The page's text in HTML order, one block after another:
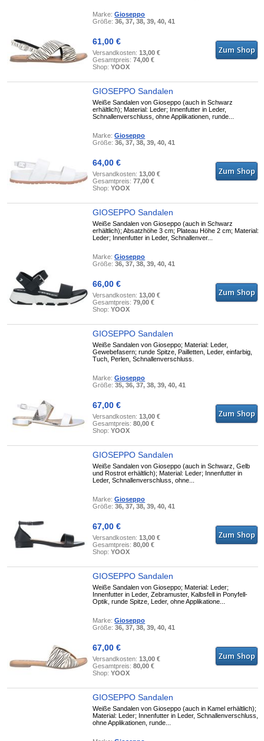
Marke:Gioseppo
Größe:36, 37, 38, 39, 40, 41
61,00 €
Versandkosten:13,00 €
Gesamtpreis:74,00 €
Shop:YOOX
GIOSEPPO Sandalen
Weiße Sandalen von Gioseppo (auch in Schwarz
erhältlich); Material: Leder; Innenfutter in Leder,
Schnallenverschluss, ohne Applikationen, runde...
Marke:Gioseppo
Größe:36, 37, 38, 39, 40, 41
64,00 €
Versandkosten:13,00 €
Gesamtpreis:77,00 €
Shop:YOOX
GIOSEPPO Sandalen
Weiße Sandalen von Gioseppo (auch in Schwarz
erhältlich); Absatzhöhe 3 cm; Plateau Höhe 2 cm; Material:
Leder; Innenfutter in Leder, Schnallenver...
Marke:Gioseppo
Größe:36, 37, 38, 39, 40, 41
66,00 €
Versandkosten:13,00 €
Gesamtpreis:79,00 €
Shop:YOOX
GIOSEPPO Sandalen
Weiße Sandalen von Gioseppo; Material: Leder,
Gewebefasern; runde Spitze, Pailletten, Leder, einfarbig,
Tuch, Perlen, Schnallenverschluss.
Marke:Gioseppo
Größe:35, 36, 37, 38, 39, 40, 41
67,00 €
Versandkosten:13,00 €
Gesamtpreis:80,00 €
Shop:YOOX
GIOSEPPO Sandalen
Weiße Sandalen von Gioseppo (auch in Schwarz, Gelb
und Rostrot erhältlich); Material: Leder; Innenfutter in
Leder, Schnallenverschluss, ohne...
Marke:Gioseppo
Größe:36, 37, 38, 39, 40, 41
67,00 €
Versandkosten:13,00 €
Gesamtpreis:80,00 €
Shop:YOOX
GIOSEPPO Sandalen
Weiße Sandalen von Gioseppo; Material: Leder;
Innenfutter in Leder, Zebramuster, Kalbsfell in Ponyfell-
Optik, runde Spitze, Leder, ohne Applikatione...
Marke:Gioseppo
Größe:36, 37, 38, 39, 40, 41
67,00 €
Versandkosten:13,00 €
Gesamtpreis:80,00 €
Shop:YOOX
GIOSEPPO Sandalen
Weiße Sandalen von Gioseppo (auch in Kamel erhältlich);
Material: Leder; Innenfutter in Leder, Schnallenverschluss,
ohne Applikationen, runde...